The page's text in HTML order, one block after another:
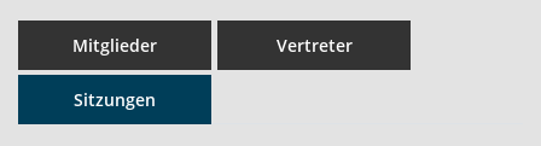
Mitglieder Vertreter
Sitzungen